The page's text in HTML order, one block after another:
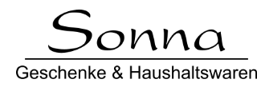
Hauptinhalt springen
Zur Suche springen
Zur Hauptnavigation springen